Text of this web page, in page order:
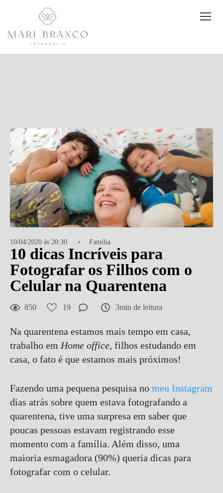
10/04/2020 às 20:30 Família
10 dicas Incríveis para
Fotografar os Filhos com o
Celular na Quarentena
850 19 3min de leitura
Na quarentena estamos mais tempo em casa,
trabalho em Home office, filhos estudando em
casa, o fato é que estamos mais próximos!
Fazendo uma pequena pesquisa no meu Instagram
dias atrás sobre quem estava fotografando a
quarentena, tive uma surpresa em saber que
poucas pessoas estavam registrando esse
momento com a família. Além disso, uma
maioria esmagadora (90%) queria dicas para
fotografar com o celular.